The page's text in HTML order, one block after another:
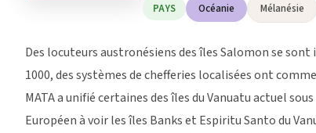
PAYS Océanie Mélanésie
Des locuteurs austronésiens des îles Salomon se sont
1000, des systèmes de chefferies localisées ont
MATA a unifié certaines des îles du Vanuatu actuel
Européen à voir les îles Banks et Espiritu Santo du